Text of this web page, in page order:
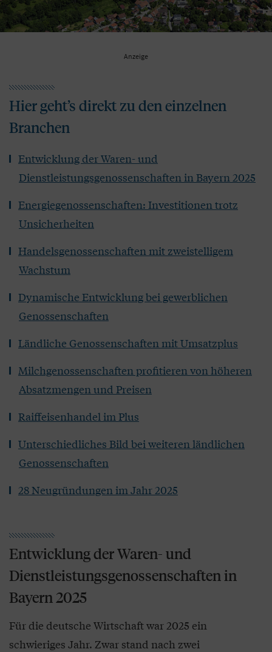
Anzeige
Hier geht’s direkt zu den einzelnen
Branchen
Entwicklung der Waren- und
Dienstleistungsgenossenschaften in Bayern 2025
Energiegenossenschaften: Investitionen trotz
Unsicherheiten
Handelsgenossenschaften mit zweistelligem
Wachstum
Dynamische Entwicklung bei gewerblichen
Genossenschaften
Ländliche Genossenschaften mit Umsatzplus
Milchgenossenschaften profitieren von höheren
Absatzmengen und Preisen
Raiffeisenhandel im Plus
Unterschiedliches Bild bei weiteren ländlichen
Genossenschaften
28 Neugründungen im Jahr 2025
Entwicklung der Waren- und
Dienstleistungsgenossenschaften in
Bayern 2025
Für die deutsche Wirtschaft war 2025 ein
schwieriges Jahr. Zwar stand nach zwei